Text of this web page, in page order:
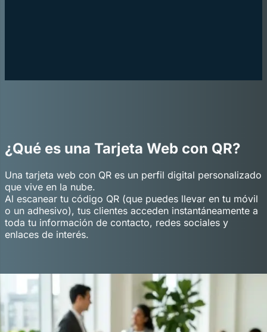
¿Qué es una Tarjeta Web con QR?
Una tarjeta web con QR es un perfil digital personalizado
que vive en la nube.
Al escanear tu código QR (que puedes llevar en tu móvil
o un adhesivo), tus clientes acceden instantáneamente a
toda tu información de contacto, redes sociales y
enlaces de interés.